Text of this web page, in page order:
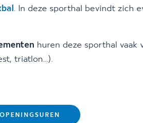
. In deze sporthal bevindt zich
huren deze sporthal vaak
triatlon…).
OPENINGSUREN